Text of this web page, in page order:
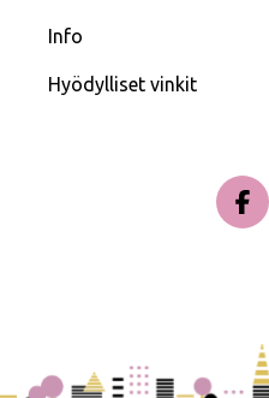
Info
Hyödylliset vinkit